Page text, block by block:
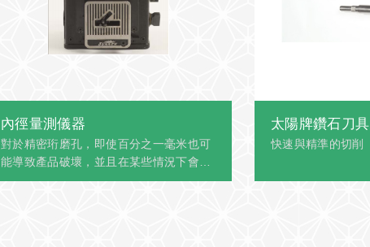
內徑量測儀器
對於精密珩磨孔，即使百分之一毫米也可
能導致產品破壞，並且在某些情況下會導
致故障。因此，提供精確的孔徑計非常重
太陽牌鑽石刀具
快速與精準的切削